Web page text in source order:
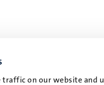
traffic on our website and